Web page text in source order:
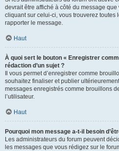
devrait être affiché à côté du message
cliquant sur celui-ci, vous trouverez toutes
rapporter le message.
Haut
À quoi sert le bouton « Enregistrer
rédaction d’un sujet ?
Il vous permet d’enregistrer comme
souhaitez finaliser et publier
messages enregistrés comme brouillons
l’utilisateur.
Haut
Pourquoi mon message a-t-il besoin
Les administrateurs du forum peuvent
les messages que vous rédigez sur le